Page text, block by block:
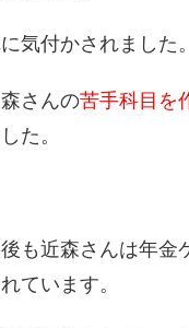
気付かされました。
さんの苦手科目を
た。
も近森さんは年金
ています。